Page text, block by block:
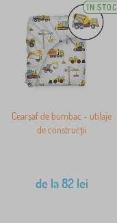
IN STOC
Cearșaf de bumbac - utilaje
de construcții
de la82lei